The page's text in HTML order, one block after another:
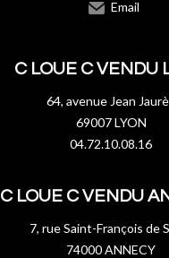
Email
C LOUE C VENDU
64, avenue Jean
69007 LYON
04.72.10.08.16
C LOUE C VENDU
7, rue Saint-François de
74000 ANNECY